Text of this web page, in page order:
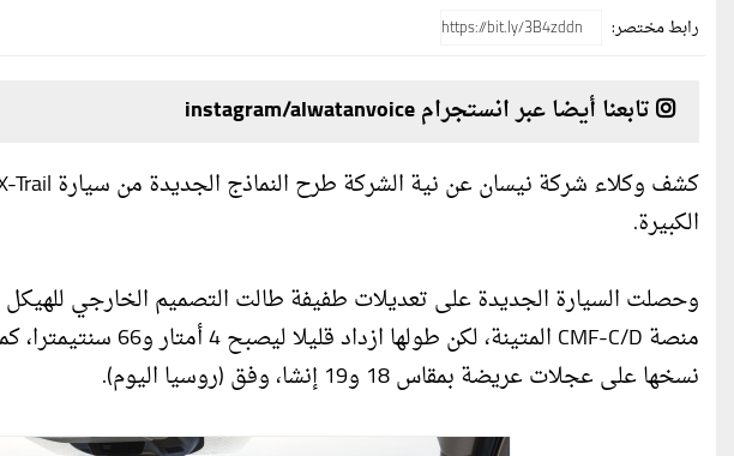
رابط مختصر:
تابعنا أيضا عبر انستجرام instagram/alwatanvoice
الكبيرة.
نسخها على عجلات عريضة بمقاس 18 و19 إنشا، وفق (روسيا اليوم).